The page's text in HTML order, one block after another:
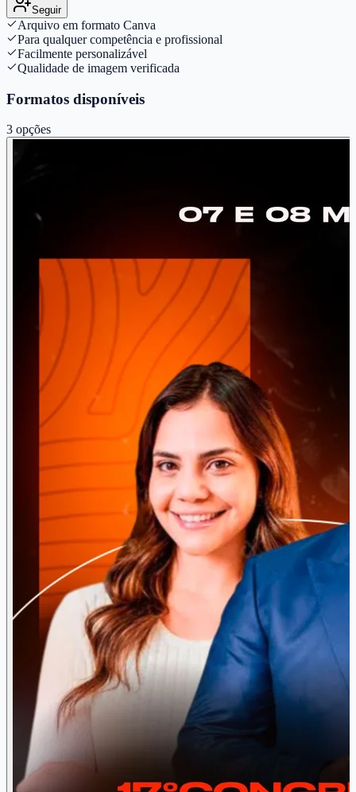
Seguir
Arquivo em formato Canva
Para qualquer competência e profissional
Facilmente personalizável
Qualidade de imagem verificada
Formatos disponíveis
3 opções